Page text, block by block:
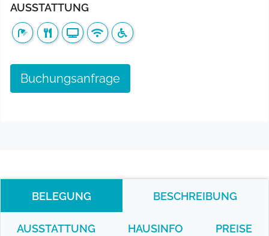
AUSSTATTUNG
Buchungsanfrage
BELEGUNG BESCHREIBUNG
AUSSTATTUNG HAUSINFO PREISE